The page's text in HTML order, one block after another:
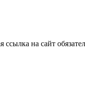
на сайт